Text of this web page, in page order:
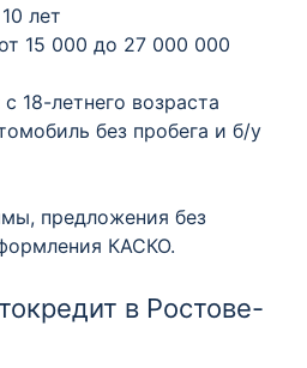
лет
15 000 до 27 000 000
18-летнего возраста
без пробега и б/у
предложения без
КАСКО.
в Ростове-